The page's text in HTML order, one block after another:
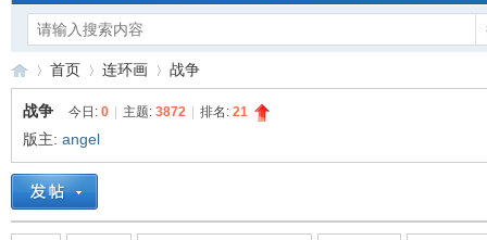
连»
首页
›
连环画
›
战争
战争 今日: 0 主题: 3872 排名: 21
版主: angel